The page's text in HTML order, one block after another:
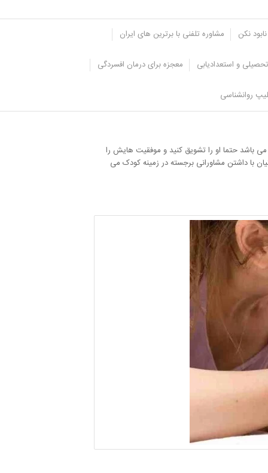
نکن مشاوره تلفنی با برترین های ایران
و استعدادیابی معجزه برای درمان افسردگی
روانشناسی
تا تلاش کند و صبر و تحمل خودش را برای رسیدن به
باشد حتما او را تشویق کنید و موفقیت هایش را
با داشتن مشاورانی برجسته در زمینه کودک می